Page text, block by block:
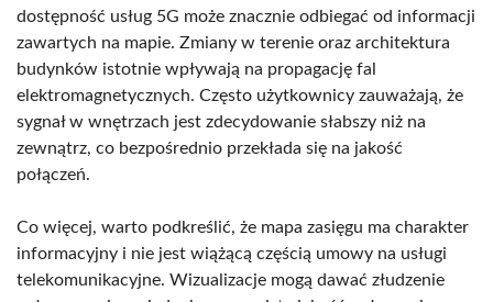
dostępność usług 5G może znacznie odbiegać od informacji
zawartych na mapie. Zmiany w terenie oraz architektura
budynków istotnie wpływają na propagację fal
elektromagnetycznych. Często użytkownicy zauważają, że
sygnał w wnętrzach jest zdecydowanie słabszy niż na
zewnątrz, co bezpośrednio przekłada się na jakość
połączeń.
Co więcej, warto podkreślić, że mapa zasięgu ma charakter
informacyjny i nie jest wiążącą częścią umowy na usługi
telekomunikacyjne. Wizualizacje mogą dawać złudzenie